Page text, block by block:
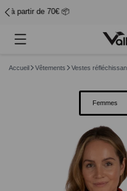
4.6 / 5.0
Accueil Vêtements Vestes
Femmes